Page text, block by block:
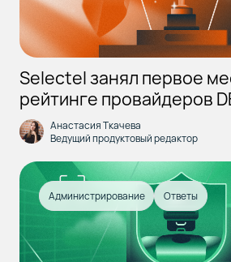
Selectel занял первое
рейтинге провайдеров
Анастасия Ткачева
Ведущий продуктовый редактор
Администрирование Ответы